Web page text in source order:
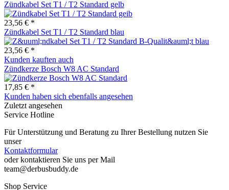
Zündkabel Set T1 / T2 Standard gelb
23,56 € *
Zündkabel Set T1 / T2 Standard blau
23,56 € *
Kunden kauften auch
Zündkerze Bosch W8 AC Standard
17,85 € *
Kunden haben sich ebenfalls angesehen
Zuletzt angesehen
Service Hotline
Für Unterstützung und Beratung zu Ihrer Bestellung nutzen Sie
unser
Kontaktformular
oder kontaktieren Sie uns per Mail
team@derbusbuddy.de
Shop Service